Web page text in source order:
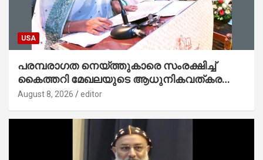
USA
പരമ്പരാഗത നെയ്ത്തുകാരെ സംരക്ഷിച്ച്
കൈത്തറി മേഖലയുടെ ആധുനികവത്കരണം
സാധ്യമാക്കും : ഡെപ്യൂട്ടി സ്പീക്കർ
August 8, 2026 editor